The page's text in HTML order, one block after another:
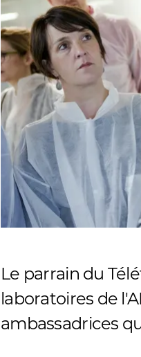
Le parrain du
laboratoires de
ambassadrices